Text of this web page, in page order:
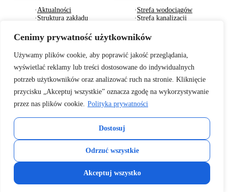
Cenimy prywatność użytkowników
Używamy plików cookie, aby poprawić jakość przeglądania,
wyświetlać reklamy lub treści dostosowane do indywidualnych
potrzeb użytkowników oraz analizować ruch na stronie. Kliknięcie
przycisku „Akceptuj wszystkie” oznacza zgodę na wykorzystywanie
przez nas plików cookie. Polityka prywatności
Dostosuj
Odrzuć wszystkie
Akceptuj wszystko
· Aktualności
· Struktura zakładu
·Oferty pracy
· Strefa wodociągów
· Strefa kanalizacji
komunalnych
·Strefa odbioru odpadów
BADANIA WODY
·Badania wewnętrzne wody
·Informacje o jakości wody
KONTAKT
TARYFY I CENNIKI
·Za zbiorowe zaopatrzenie
·Za zbiorowe
·Cennik wywozu odpadów
·
pozataryfowych
Copyright 2026 © Zakład Gospodarki Komunalnej i Mieszkaniowej w
Słomnikach.
Projekt i realizacja strony:przemekdrozniak.pl